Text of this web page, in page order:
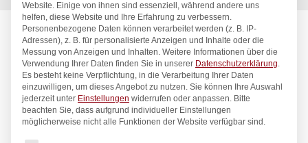
Website. Einige von ihnen sind essenziell, während andere uns
helfen, diese Website und Ihre Erfahrung zu verbessern.
Personenbezogene Daten können verarbeitet werden (z. B. IP-
Adressen), z. B. für personalisierte Anzeigen und Inhalte oder die
Messung von Anzeigen und Inhalten. Weitere Informationen über die
Verwendung Ihrer Daten finden Sie in unserer Datenschutzerklärung.
Es besteht keine Verpflichtung, in die Verarbeitung Ihrer Daten
einzuwilligen, um dieses Angebot zu nutzen. Sie können Ihre Auswahl
jederzeit unter Einstellungen widerrufen oder anpassen. Bitte
beachten Sie, dass aufgrund individueller Einstellungen
möglicherweise nicht alle Funktionen der Website verfügbar sind.